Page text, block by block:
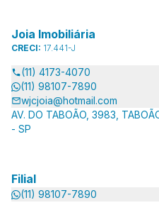
Joia Imobiliária
CRECI: 17.441-J
(11) 4173-4070
(11) 98107-7890
wjcjoia@hotmail.com
AV. DO TABOÃO, 3983,
- SP
Filial
(11) 98107-7890